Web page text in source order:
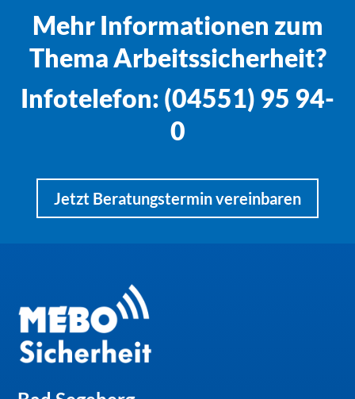
Mehr Informationen zum
Thema Arbeitssicherheit?
Infotelefon: (04551) 95 94-
0
Jetzt Beratungstermin vereinbaren